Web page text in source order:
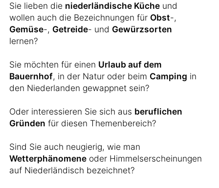
Sie lieben die niederländische Küche und
wollen auch die Bezeichnungen für Obst-,
Gemüse-, Getreide- und Gewürzsorten
lernen?
Sie möchten für einen Urlaub auf dem
Bauernhof, in der Natur oder beim Camping in
den Niederlanden gewappnet sein?
Oder interessieren Sie sich aus beruflichen
Gründen für diesen Themenbereich?
Sind Sie auch neugierig, wie man
Wetterphänomene oder Himmelserscheinungen
auf Niederländisch bezeichnet?